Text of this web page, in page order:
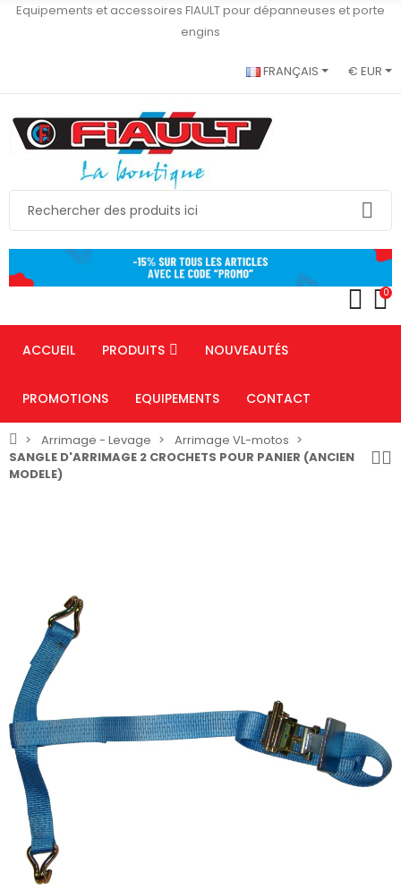
Equipements et accessoires FIAULT pour dépanneuses et porte
engins
FRANÇAIS € EUR
0
ACCUEIL PRODUITS NOUVEAUTÉS
PROMOTIONS EQUIPEMENTS CONTACT
Arrimage - Levage
Arrimage VL-motos
SANGLE D'ARRIMAGE 2 CROCHETS POUR PANIER (ANCIEN
MODELE)